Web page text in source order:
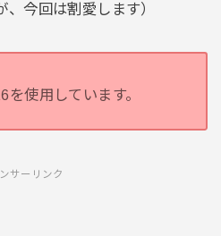
今回は割愛します）
使用しています。
サーリンク